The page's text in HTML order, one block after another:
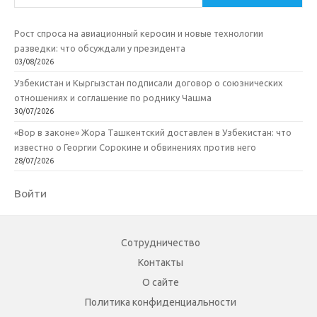
Рост спроса на авиационный керосин и новые технологии
разведки: что обсуждали у президента
03/08/2026
Узбекистан и Кыргызстан подписали договор о союзнических
отношениях и соглашение по роднику Чашма
30/07/2026
«Вор в законе» Жора Ташкентский доставлен в Узбекистан: что
известно о Георгии Сорокине и обвинениях против него
28/07/2026
Войти
Сотрудничество
Контакты
О сайте
Политика конфиденциальности